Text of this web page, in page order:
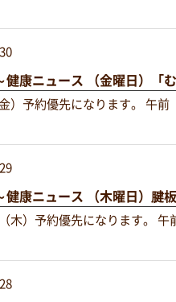
ニュース （金曜日）「む
）予約優先になります。 午
ニュース （木曜日）腱板
木）予約優先になります。